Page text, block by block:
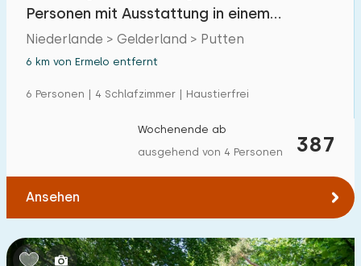
Personen mit Ausstattung in einem
bewaldeten Park
Niederlande > Gelderland > Putten
6 km von Ermelo entfernt
6 Personen | 4 Schlafzimmer | Haustierfrei
387
Wochenende ab
ausgehend von 4 Personen
Ansehen